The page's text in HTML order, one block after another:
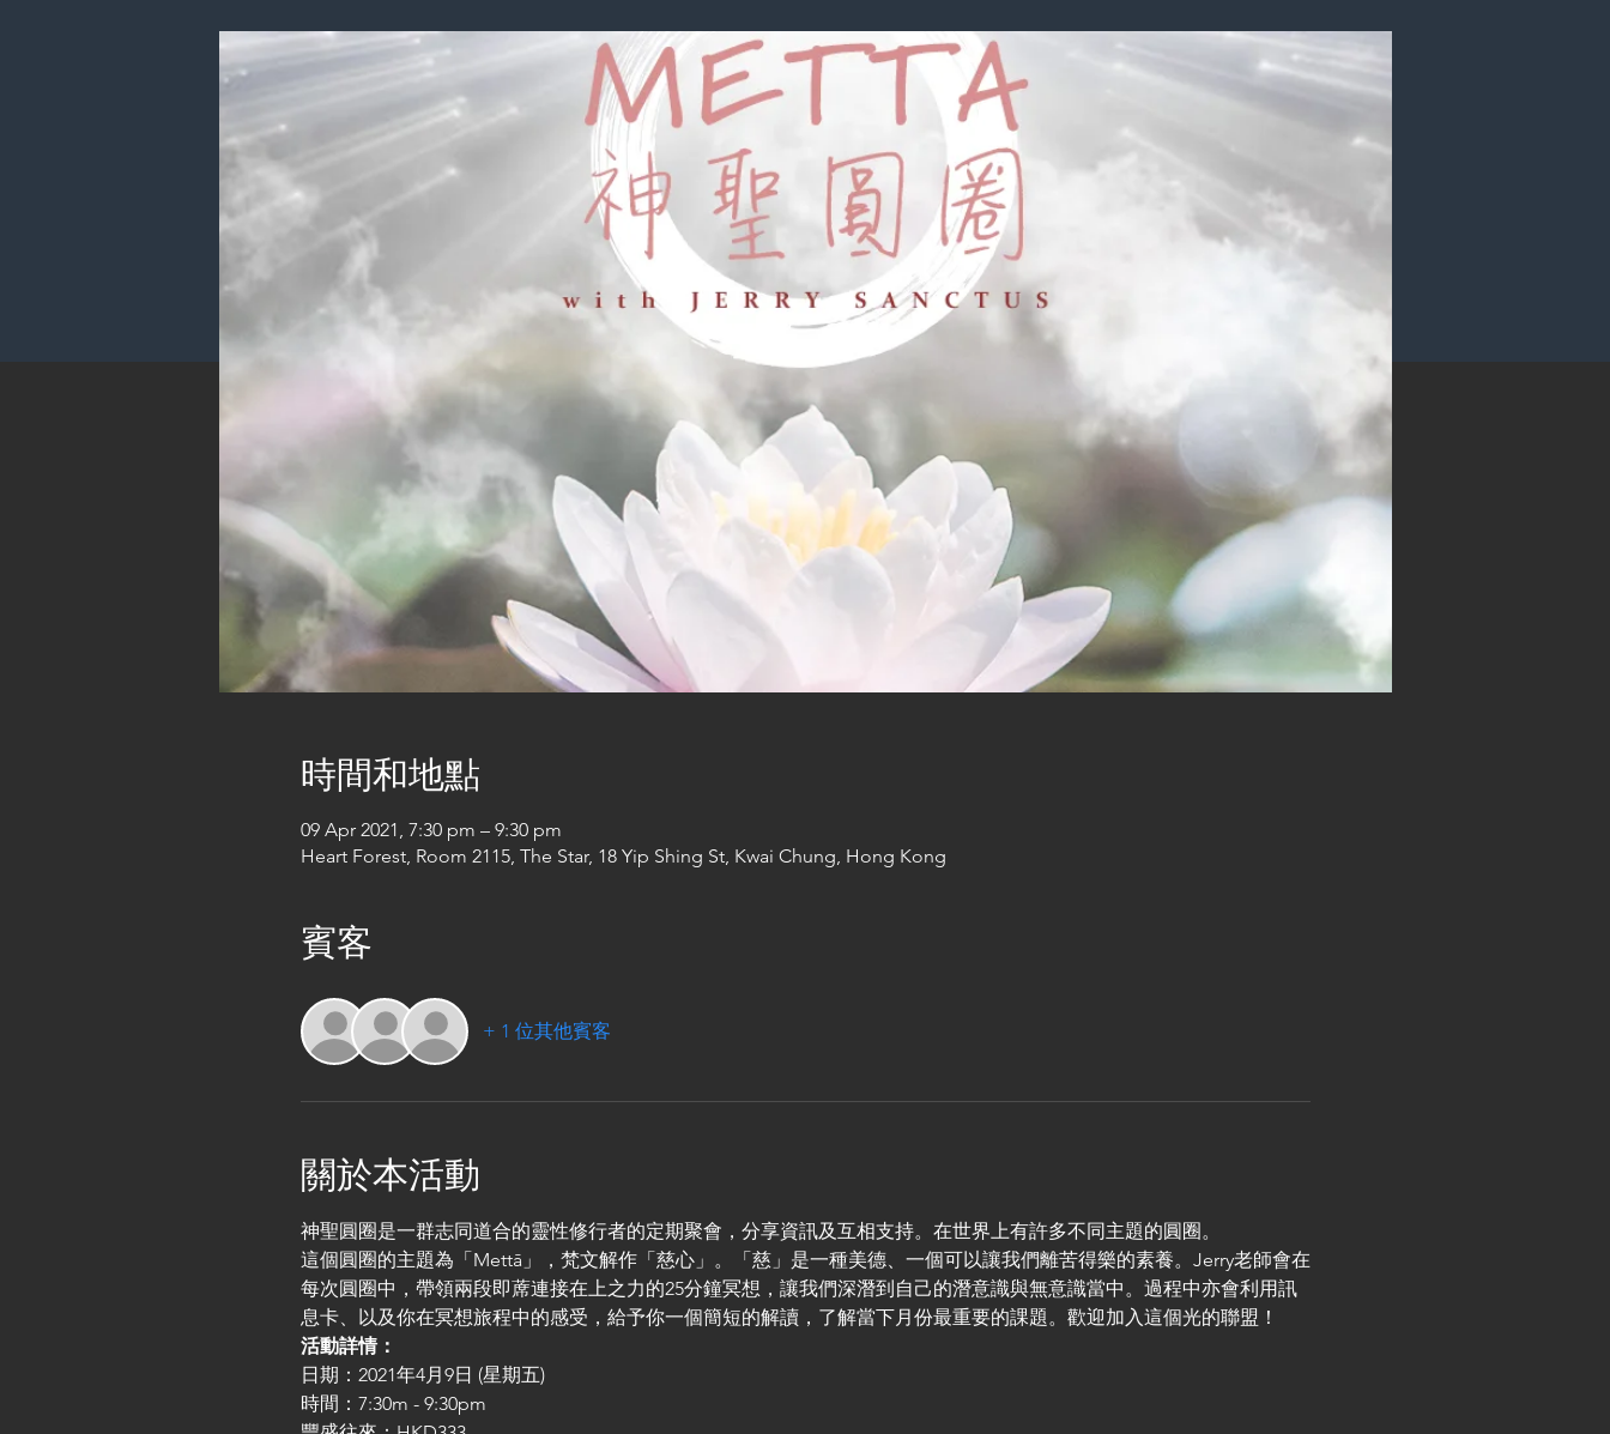
時間和地點
09 Apr 2021, 7:30 pm – 9:30 pm
Heart Forest, Room 2115, The Star, 18 Yip Shing St, Kwai Chung, Hong Kong
賓客
+ 1 位其他賓客
關於本活動
神聖圓圈️是一群志同道合的靈性修行者的定期聚會，分享資訊及互相支持。在世界上有許多不同主題的圓圈。
這個圓圈的主題為「Mettā」，梵文解作「慈心」。「慈」是一種美德、一個可以讓我們離苦得樂的素養。Jerry老師會在
每次圓圈中，帶領兩段即蓆連接在上之力的25分鐘冥想，讓我們深潛到自己的潛意識與無意識當中。過程中亦會利用訊
息卡、以及你在冥想旅程中的感受，給予你一個簡短的解讀，了解當下月份最重要的課題。歡迎加入這個光的聯盟！
活動詳情：
日期：2021年4月9日 (星期五)
時間：7:30m - 9:30pm